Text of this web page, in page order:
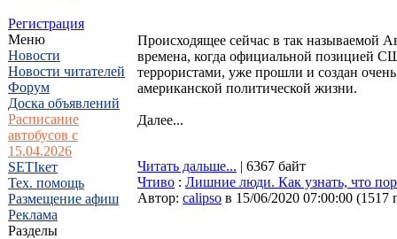
Регистрация
Меню
Новости
Новости читателей
Форум
Доска объявлений
Расписание
автобусов с
15.04.2026
SETIкет
Тех. помощь
Размещение афиш
Реклама
Разделы
Происходящее сейчас в так называемой
времена, когда официальной позицией
террористами, уже прошли и создан
американской политической жизни.
Далее...
Читать дальше... | 6367 байт
Чтиво : Лишние люди. Как узнать, что
Автор: calipso в 15/06/2020 07:00:00 (1517